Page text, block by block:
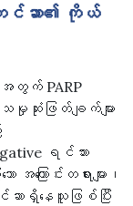
ကင်ဆာ၏ ကိုယ်
တွက် PARP
းဖြတ်ချက်များ
ရင်သား
ြောင်းတရားများ၊
ာရှိနေသူဖြစ်ပြီး